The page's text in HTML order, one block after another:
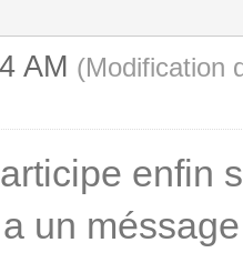
AM (Modification
enfin
un